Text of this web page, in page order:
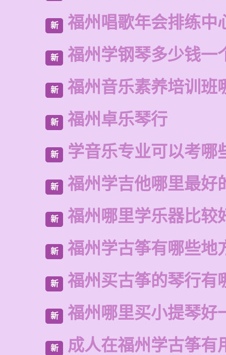
新 福州唱歌年会排练中
新 福州学钢琴多少钱一
新 福州音乐素养培训班
新 福州卓乐琴行
新 学音乐专业可以考哪
新 福州学吉他哪里最好
新 福州哪里学乐器比较
新 福州学古筝有哪些地
新 福州买古筝的琴行有
新 福州哪里买小提琴好
新 成人在福州学古筝有